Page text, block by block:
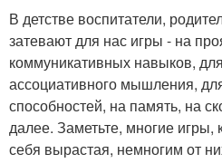
В детстве воспитатели,
затевают для нас игры - на
коммуникативных навыков,
ассоциативного мышления,
способностей, на память, на
далее. Заметьте, многие
себя вырастая, немногим от